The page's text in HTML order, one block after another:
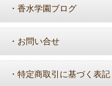
・ 香水学園ブログ
・ お問い合せ
・ 特定商取引に基づく表記